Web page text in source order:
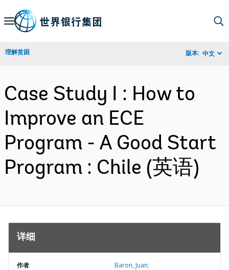
Skip
Navigation
理解贫困 版本: 中文
Case Study I : How to
Improve an ECE
Program - A Good Start
Program : Chile (英语)
详细
作者 Baron, Juan;